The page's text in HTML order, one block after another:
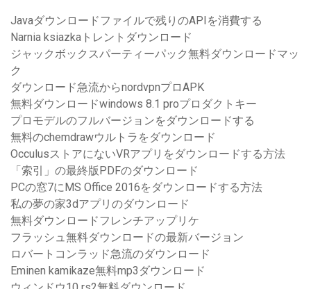
Javaダウンロードファイルで残りのAPIを消費する
Narnia ksiazkaトレントダウンロード
ジャックボックスパーティーパック無料ダウンロードマッ
ク
ダウンロード急流からnordvpnプロAPK
無料ダウンロードwindows 8.1 proプロダクトキー
プロモデルのフルバージョンをダウンロードする
無料のchemdrawウルトラをダウンロード
OcculusストアにないVRアプリをダウンロードする方法
「索引」の最終版PDFのダウンロード
PCの窓7にMS Office 2016をダウンロードする方法
私の夢の家3dアプリのダウンロード
無料ダウンロードフレンチアップリケ
フラッシュ無料ダウンロードの最新バージョン
ロバートコンラッド急流のダウンロード
Eminen kamikaze無料mp3ダウンロード